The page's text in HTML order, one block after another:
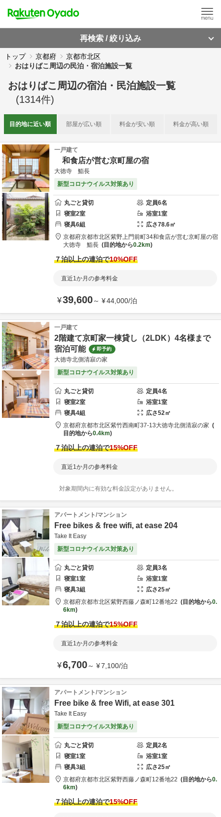
再検索 / 絞り込み
トップ 京都府
京都市北区
おはりばこ周辺の民泊・宿泊施設一覧
おはりばこ周辺の宿泊・民泊施設一覧
(1314件)
目的地に近い順 部屋が広い順 料金が安い順 料金が高い順
一戸建て
和食店が営む京町屋の宿
大徳寺 鮨長
新型コロナウイルス対策あり
丸ごと貸切 定員6名
寝室2室 浴室1室
寝具6組 広さ78.6㎡
京都府京都市北区紫野上門前町34和食店が営む京町屋の宿
大徳寺 鮨長
目的地から0.2km
７泊以上の連泊で10%OFF
直近1か月の参考料金
¥39,600～ ¥44,000/泊
一戸建て
2階建て京町家一棟貸し（2LDK）4名様まで
宿泊可能
即予約
大徳寺北側清寂の家
新型コロナウイルス対策あり
丸ごと貸切 定員4名
寝室2室 浴室1室
寝具4組 広さ52㎡
京都府京都市北区紫竹西南町37-13大徳寺北側清寂の家
目的地から0.4km
７泊以上の連泊で15%OFF
直近1か月の参考料金
対象期間内に有効な料金設定がありません。
アパートメント/マンション
Free bikes & free wifi, at ease 204
Take It Easy
新型コロナウイルス対策あり
丸ごと貸切 定員3名
寝室1室 浴室1室
寝具3組 広さ25㎡
京都府京都市北区紫野西藤ノ森町12番地22 目的地から0.
6km
７泊以上の連泊で15%OFF
直近1か月の参考料金
¥6,700～ ¥7,100/泊
アパートメント/マンション
Free bike & free Wifi, at ease 301
Take It Easy
新型コロナウイルス対策あり
丸ごと貸切 定員2名
寝室1室 浴室1室
寝具3組 広さ25㎡
京都府京都市北区紫野西藤ノ森町12番地22 目的地から0.
6km
７泊以上の連泊で15%OFF